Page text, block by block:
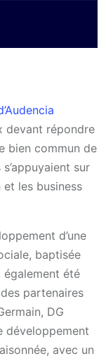
devant répondre
bien commun de
sur
et les business
d’une
baptisée
également été
partenaires
DG
développement
avec un